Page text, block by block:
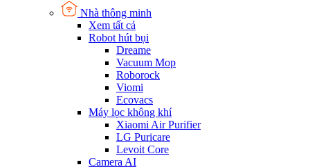
Nhà thông minh
Xem tất cả
Robot hút bụi
Dreame
Vacuum Mop
Roborock
Viomi
Ecovacs
Máy lọc không khí
Xiaomi Air Purifier
LG Puricare
Levoit Core
Camera AI